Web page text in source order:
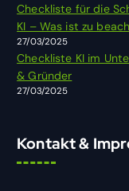
Checkliste für die
KI – Was ist zu
27/03/2025
Checkliste KI im
& Gründer
27/03/2025
Kontakt &